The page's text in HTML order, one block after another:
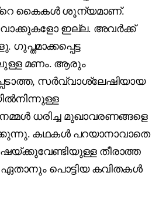
കൈകൾ ശൂന്യമാണ്.
വാക്കുകളോ ഇല്ല. അവർക്ക്
മണം. ആരും
സർവ്വാശ്ലേഷിയായ
ധരിച്ച മുഖാവരണങ്ങളെ
കഥകൾ പറയാനാവാതെ
തീരാത്ത
പൊട്ടിയ കവിതകൾ